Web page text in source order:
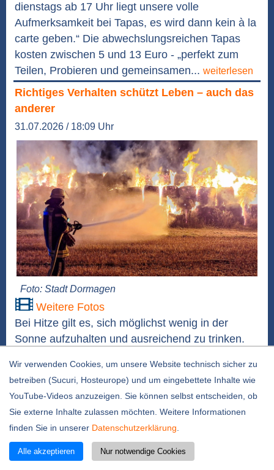
Wir verwenden Cookies, um unsere Website technisch sicher zu
betreiben (Sucuri, Hosteurope) und um eingebettete Inhalte wie
YouTube-Videos anzuzeigen. Sie können selbst entscheiden, ob
Sie externe Inhalte zulassen möchten. Weitere Informationen
finden Sie in unserer Datenschutzerklärung
Alle akzeptieren Nur notwendige Cookies
dienstags ab 17 Uhr liegt unsere volle
Aufmerksamkeit bei Tapas, es wird dann kein à la
carte geben.“ Die abwechslungsreichen Tapas
kosten zwischen 5 und 13 Euro - „perfekt zum
Teilen, Probieren und gemeinsamen... weiterlesen
Richtiges Verhalten schützt Leben – auch das
anderer
31.07.2026 / 18:09 Uhr
Foto: Stadt Dormagen
Weitere Fotos
Bei Hitze gilt es, sich möglichst wenig in der
Sonne aufzuhalten und ausreichend zu trinken.
unterschätzt. Die Feuerwehr Dormagen und die
DLRG erinnern noch einmal an die wichtigsten
Verhaltensweisen und fassen zusammen, worauf
insbesondere beim Umgang mit Kindern und
Tieren, in der Natur sowie am Wasser geachtet...
weiterlesen